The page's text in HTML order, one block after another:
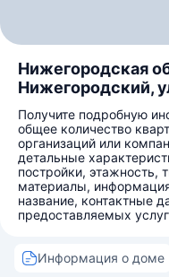
Нижегородская
Нижегородский,
Получите подробную
общее количество
организаций или
детальные
постройки, этажность,
материалы,
название, контактные
предоставляемых услуг
Информация о доме